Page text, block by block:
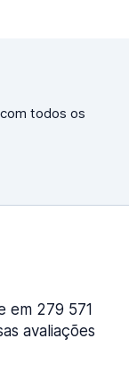
em 279 571
avaliações